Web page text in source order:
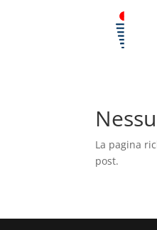
La pagina
post.